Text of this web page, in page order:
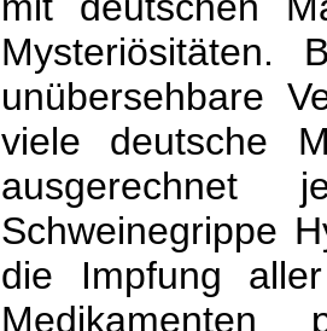
Mysteriösitäten.
unübersehbare
viele deutsche
Schweinegrippe
die Impfung